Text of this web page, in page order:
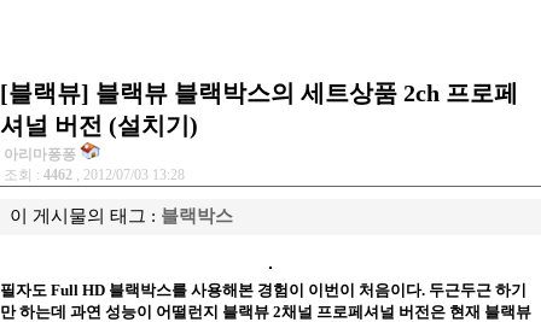
[블랙뷰] 블랙뷰 블랙박스의 세트상품 2ch 프로페
셔널 버전 (설치기)
아리마퐁퐁
조회 : 4462 , 2012/07/03 13:28
이 게시물의 태그 : 블랙박스
필자도 Full HD 블랙박스를 사용해본 경험이 이번이 처음이다. 두근두근 하기
만 하는데 과연 성능이 어떨런지 블랙뷰 2채널 프로페셔널 버전은 현재 블랙뷰